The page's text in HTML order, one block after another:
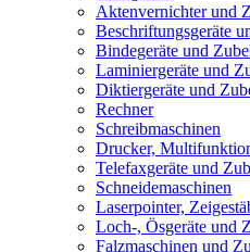
Aktenvernichter und
Beschriftungsgeräte
Bindegeräte und
Laminiergeräte und
Diktiergeräte und
Rechner
Schreibmaschinen
Drucker,
Telefaxgeräte und
Schneidemaschinen
Laserpointer,
Loch-, Ösgeräte und
Falzmaschinen und